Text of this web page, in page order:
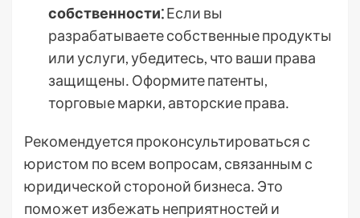
собственности⁚Если вы
разрабатываете собственные продукты
или услуги, убедитесь, что ваши права
защищены․ Оформите патенты,
торговые марки, авторские права․
Рекомендуется проконсультироваться с
юристом по всем вопросам, связанным с
юридической стороной бизнеса․ Это
поможет избежать неприятностей и